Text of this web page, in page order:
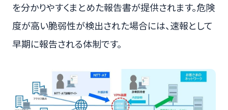
を分かりやすくまとめた報告書が提供されます。危険
度が高い脆弱性が検出された場合には、速報として
早期に報告される体制です。